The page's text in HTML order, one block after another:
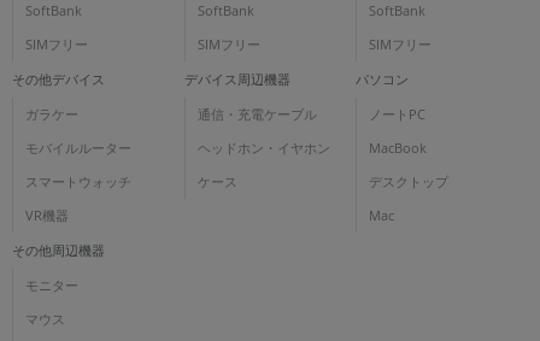
SoftBank
SIMフリー
SoftBank
SIMフリー
SoftBank
SIMフリー
その他デバイス
ガラケー
モバイルルーター
スマートウォッチ
VR機器
デバイス周辺機器
通信・充電ケーブル
ヘッドホン・イヤホン
ケース
パソコン
ノートPC
MacBook
デスクトップ
Mac
その他周辺機器
モニター
マウス